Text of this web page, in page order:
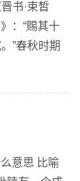
书·束皙
：“赐其十
”春秋时期
意思 比喻